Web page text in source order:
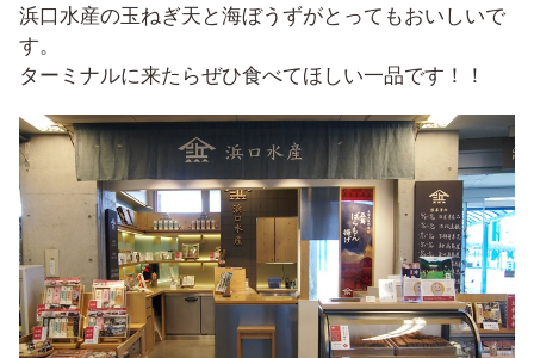
浜口水産の玉ねぎ天と海ぼうずがとってもおいしいで
す。
ターミナルに来たらぜひ食べてほしい一品です！！